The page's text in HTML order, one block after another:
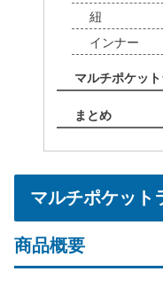
紐
インナー
マルチポケッ
まとめ
マルチポケット
商品概要